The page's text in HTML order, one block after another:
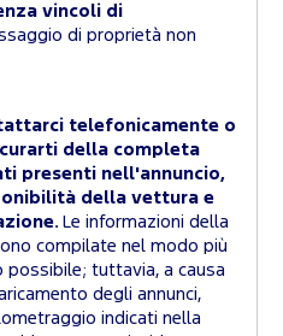
vincoli di
di proprietà non
telefonicamente o
della completa
presenti nell'annuncio,
della vettura e
Le informazioni della
compilate nel modo più
possibile; tuttavia, a causa
degli annunci,
indicati nella